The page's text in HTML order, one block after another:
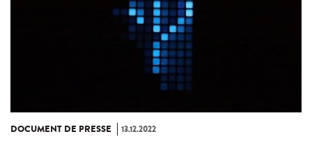
DOCUMENT DE PRESSE 13.12.2022